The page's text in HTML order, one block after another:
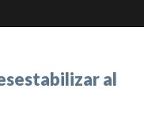
Nacional
al